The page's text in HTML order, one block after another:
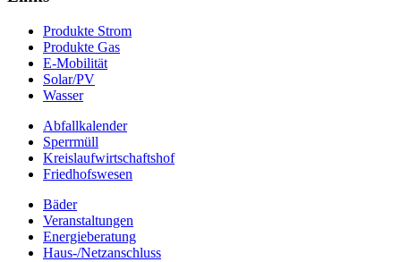
Produkte Strom
Produkte Gas
E-Mobilität
Solar/PV
Wasser
Abfallkalender
Sperrmüll
Kreislaufwirtschaftshof
Friedhofswesen
Bäder
Veranstaltungen
Energieberatung
Haus-/Netzanschluss